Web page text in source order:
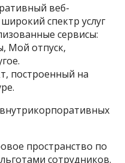
веб-
спектр услуг
сервисы:
Мой отпуск,
построенный на
пространство по
сотрудников.